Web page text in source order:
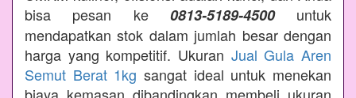
bisa pesan ke 0813-5189-4500untuk
mendapatkan stok dalam jumlah besar dengan
harga yang kompetitif. Ukuran Jual Gula Aren
Semut Berat 1kg sangat ideal untuk menekan